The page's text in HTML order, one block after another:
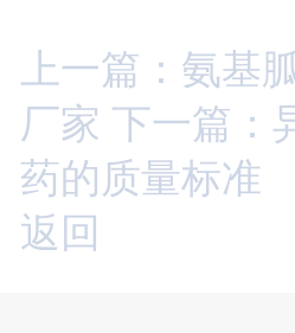
上一篇：氨基
厂家 下一篇：
药的质量标准
返回